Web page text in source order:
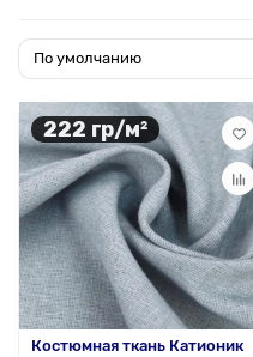
222 гр/м²
Костюмная ткань Катионик